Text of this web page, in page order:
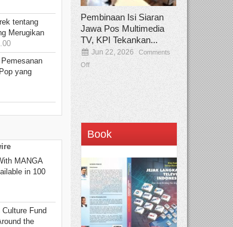
tentang
Merugikan
yang
MANGA
in 100
Fund
the
Pembinaan Isi Siaran
Jawa Pos Multimedia
TV, KPI Tekankan...
Jun 22, 2026
Comments
Off
Book